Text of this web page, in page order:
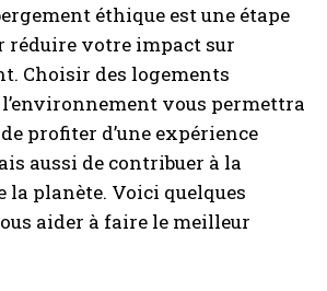
éthique est une étape
réduire votre impact sur
Choisir des logements
vous permettra
profiter d’une expérience
aussi de contribuer à la
la planète. Voici quelques
aider à faire le meilleur